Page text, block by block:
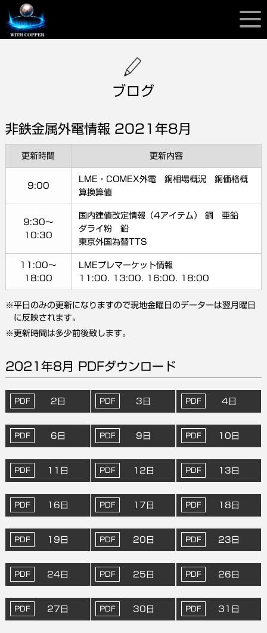
ブログ
非鉄金属外電情報 2021年8月
更新時間 更新内容
9:00
LME・COMEX外電 銅相場概況 銅価格概
算換算値
9:30～
10:30
国内建値改定情報（4アイテム） 銅 亜鉛
ダライ粉 鉛
東京外国為替TTS
11:00～
18:00
LMEプレマーケット情報
11:00. 13:00. 16:00. 18:00
平日のみの更新になりますので現地金曜日のデーターは翌月曜日
に反映されます。
更新時間は多少前後致します。
2021年8月 PDFダウンロード
2日 3日 4日
6日 9日 10日
11日 12日 13日
16日 17日 18日
19日 20日 23日
24日 25日 26日
27日 30日 31日